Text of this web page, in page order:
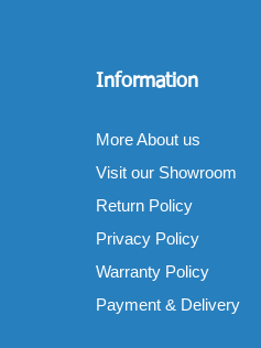
Information
More About us
Visit our Showroom
Return Policy
Privacy Policy
Warranty Policy
Payment & Delivery